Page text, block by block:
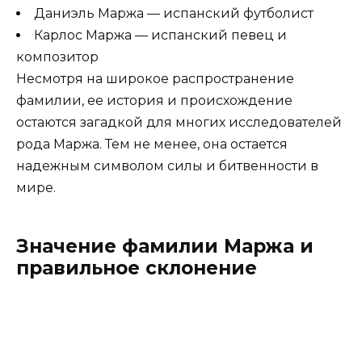
Даниэль Маржа — испанский футболист
Карлос Маржа — испанский певец и
композитор
Несмотря на широкое распространение
фамилии, ее история и происхождение
остаются загадкой для многих исследователей
рода Маржа. Тем не менее, она остается
надежным символом силы и битвенности в
мире.
Значение фамилии Маржа и
правильное склонение